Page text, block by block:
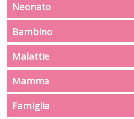
Neonato
Bambino
Malattie
Mamma
Famiglia